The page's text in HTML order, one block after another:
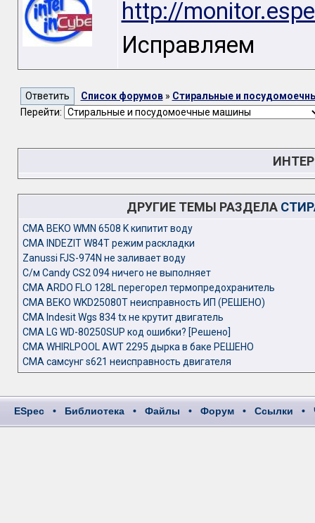
http://
Исправляем
Список форумов» Стиральные и
Перейти:
ДРУГИЕ ТЕМЫ РАЗДЕЛА
CMA BEKO WMN 6508 K кипитит воду
CMA INDEZIT W84T режим раскладки
Zanussi FJS-974N не заливает воду
С/м Candy CS2 094 ничего не выполняет
СМА ARDO FLO 128L перегорел термопредохранитель
СМА BEKO WKD25080T неисправность ИП (РЕШЕНО)
СМА Indesit Wgs 834 tx не крутит двигатель
СМА LG WD-80250SUP код ошибки? [Решено]
СМА WHIRLPOOL AWT 2295 дырка в баке РЕШЕНО
СМА самсунг s621 неисправность двигателя
ESpec • Библиотека • Файлы • Форум • Ссылки •